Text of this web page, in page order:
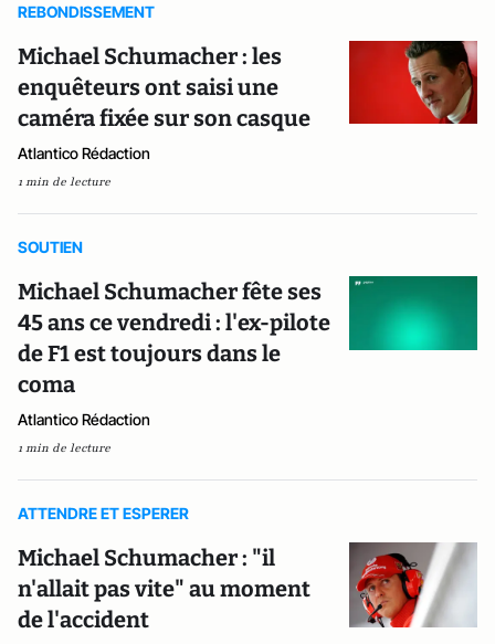
REBONDISSEMENT
Michael Schumacher : les
enquêteurs ont saisi une
caméra fixée sur son casque
Atlantico Rédaction
1 min de lecture
SOUTIEN
Michael Schumacher fête ses
45 ans ce vendredi : l'ex-pilote
de F1 est toujours dans le
coma
Atlantico Rédaction
1 min de lecture
ATTENDRE ET ESPERER
Michael Schumacher : "il
n'allait pas vite" au moment
de l'accident